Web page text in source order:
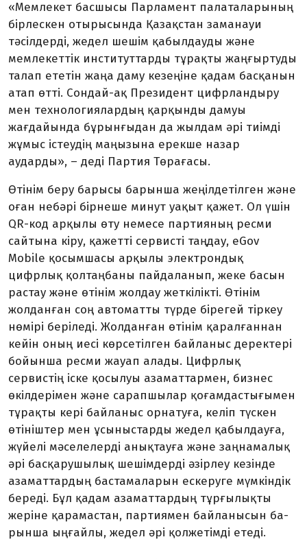
«Мемлекет басшысы Парламент палаталарының
бірлескен отырысында Қазақстан заманауи
тәсілдерді, жедел шешім қабылдауды және
мемлекеттік институттарды тұрақты жаңғыртуды
талап ететін жаңа даму кезеңіне қадам басқанын
атап өтті. Сондай-ақ Президент цифрландыру
мен технологиялардың қарқынды дамуы
жағдайында бұрынғыдан да жылдам әрі тиімді
жұмыс істеудің маңызына ерекше назар
аударды», – деді Партия Төрағасы.
Өтінім беру барысы барынша жеңілдетілген және
оған небәрі бірнеше минут уақыт қажет. Ол үшін
QR-код арқылы өту немесе партияның ресми
сайтына кіру, қажетті сервисті таңдау, eGov
Mobile қосым­шасы арқылы электрондық
цифрлық қолтаңбаны пайдаланып, жеке басын
растау және өтінім жолдау жеткілікті. Өтінім
жолданған соң автоматты түрде бірегей тіркеу
нөмірі беріледі. Жолданған өтінім қаралғаннан
кейін оның иесі көрсетілген байланыс деректері
бойынша ресми жауап алады. Цифрлық
сервистің іске қосылуы азаматтармен, бизнес
өкілдерімен және сарапшылар қоғамдасты­ғы­мен
тұрақты кері байланыс орнатуға, келіп түскен
өтініштер мен ұсыныстарды жедел қабылдауға,
жүйелі мәселелерді анықтауға және заңнамалық
әрі басқарушылық шешімдерді әзірлеу кезінде
азаматтардың бастамаларын ескеруге мүмкіндік
береді. Бұл қадам азаматтардың тұрғылықты
жеріне қарамастан, партия­мен байланысын ба­
рынша ыңғайлы, жедел әрі қолжетімді етеді.